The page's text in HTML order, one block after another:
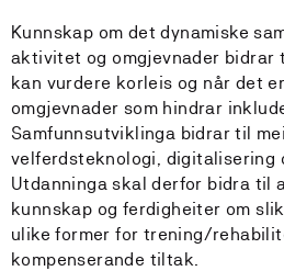
Kunnskap om det dynamiske
aktivitet og omgjevnader bidrar
kan vurdere korleis og når det
omgjevnader som hindrar
Samfunnsutviklinga bidrar til
velferdsteknologi, digitalisering
Utdanninga skal derfor bidra til
kunnskap og ferdigheiter om
ulike former for trening/
kompenserande tiltak.